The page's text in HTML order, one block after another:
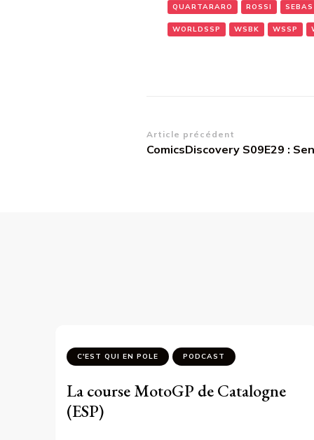
QUARTARARO ROSSI
WORLDSSP WSBK WSSP
Navigation
d’article
Article précédent
ComicsDiscovery S09E29 :
C'EST QUI EN POLE PODCAST
La course MotoGP de Catalogne
(ESP)